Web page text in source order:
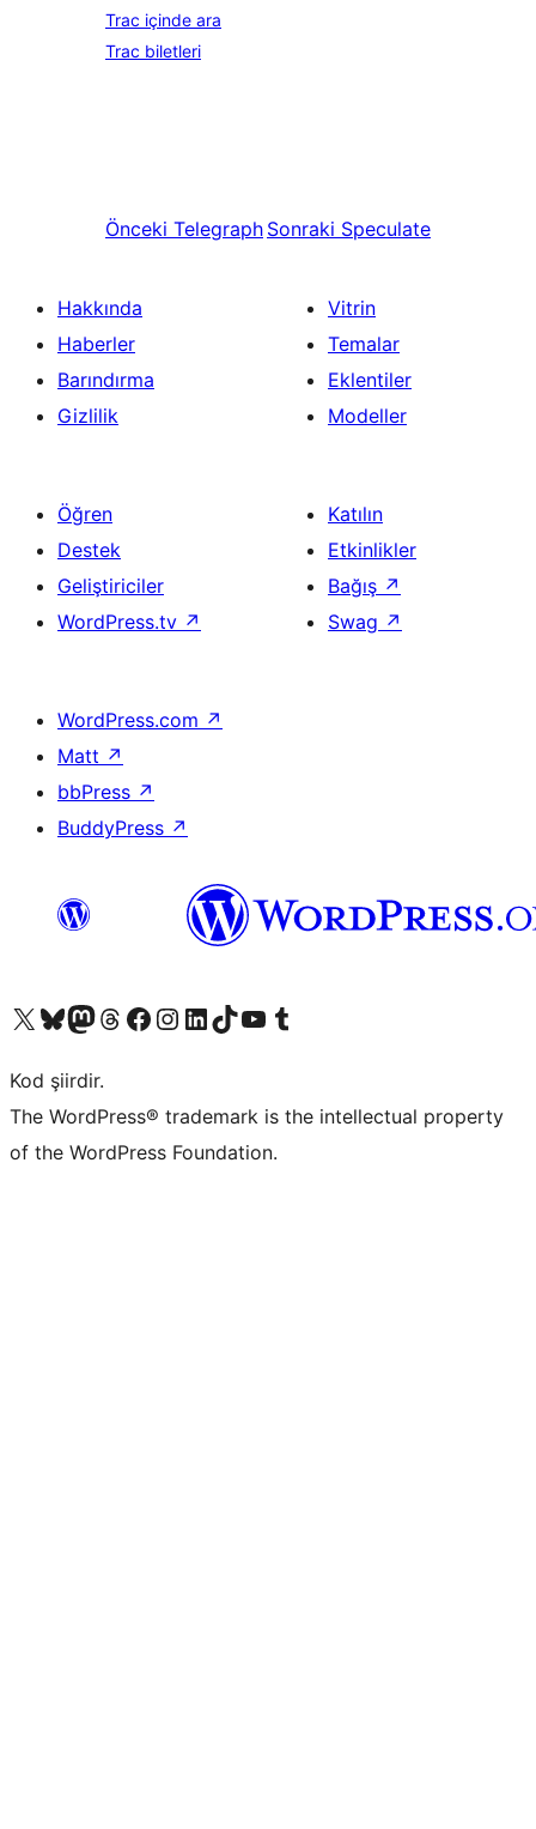
Trac içinde ara
Trac biletleri
Önceki Telegraph Sonraki Speculate
Hakkında
Haberler
Barındırma
Gizlilik
Vitrin
Temalar
Eklentiler
Modeller
Öğren
Destek
Geliştiriciler
WordPress.tv ↗
Katılın
Etkinlikler
Bağış ↗
Swag ↗
WordPress.com ↗
Matt ↗
bbPress ↗
BuddyPress ↗
X (eski Twitter) hesabımıza bakın
Bluesky hesabımızı ziyaret edinMastodon hesabımızı ziyaret edinThreads hesabımızı ziyaret edinFacebook sayfamızı ziyaret edinInstagram hesabımızı ziyaret edinLinkedIn hesabımızı ziyaret edinTikTok hesabımızı ziyaret edinYouTube kanalımızı ziyaret edinTumblr hesabımızı ziyaret edin
Kod şiirdir.
The WordPress® trademark is the intellectual property
of the WordPress Foundation.